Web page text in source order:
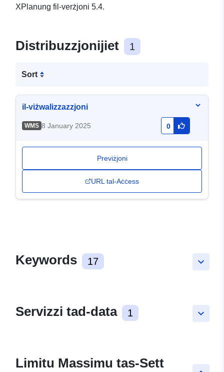
XPlanung fil-verżjoni 5.4.
Distribuzzjonijiet 1
Sort
il-viżwalizzazzjoni
WMS 8 January 2025 0
Previżjoni
URL tal-Aċċess
keyboard_arrow_down
Keywords 17
keyboard_arrow_down
Servizzi tad-data 1
Limitu Massimu tas-Sett